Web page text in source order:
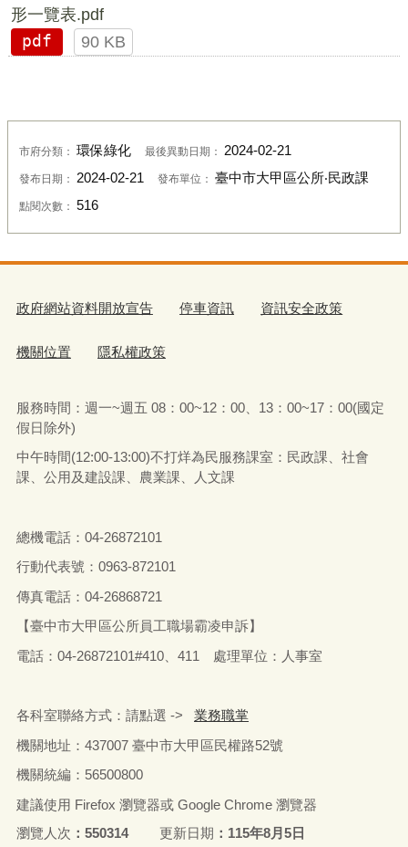
形一覽表.pdf
pdf
90 KB
市府分類： 環保綠化 最後異動日期： 2024-02-21
發布日期： 2024-02-21 發布單位： 臺中市大甲區公所‧民政課
點閱次數： 516
政府網站資料開放宣告 停車資訊 資訊安全政策
機關位置 隱私權政策
服務時間：週一~週五 08：00~12：00、13：00~17：00(國定
假日除外)
中午時間(12:00-13:00)不打烊為民服務課室：民政課、社會
課、公用及建設課、農業課、人文課
總機電話：04-26872101
行動代表號：0963-872101
傳真電話：04-26868721
【臺中市大甲區公所員工職場霸凌申訴】
電話：04-26872101#410、411 處理單位：人事室
各科室聯絡方式：請點選 ->
業務職掌
機關地址：437007 臺中市大甲區民權路52號
機關統編：56500800
建議使用 Firefox 瀏覽器或 Google Chrome 瀏覽器
瀏覽人次
550314 更新日期 115年8月5日